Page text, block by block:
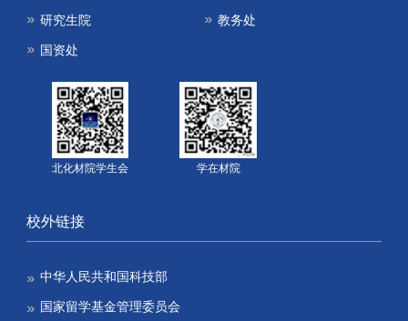
研究生院 教务处
国资处
北化材院学生会 学在材院
校外链接
中华人民共和国科技部
国家留学基金管理委员会